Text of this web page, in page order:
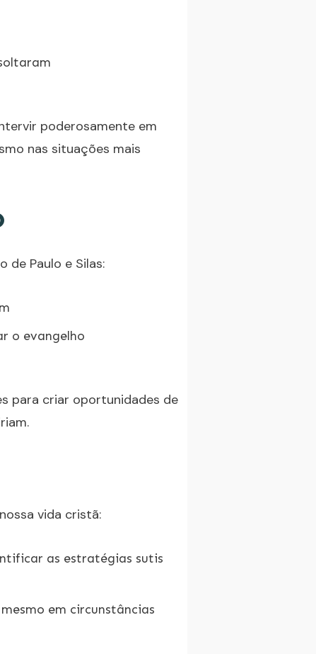
poderosamente em
nas situações mais
de Paulo e Silas:
o evangelho
para criar oportunidades de
vida cristã:
as estratégias sutis
em circunstâncias